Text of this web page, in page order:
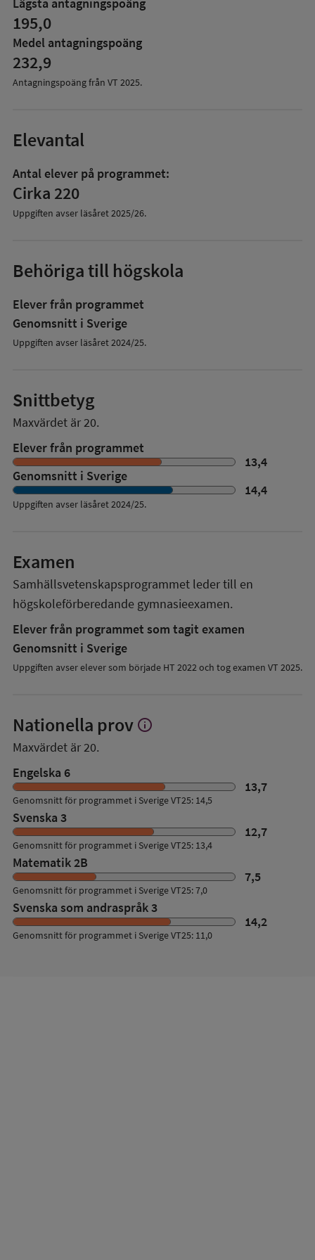
195,0
Medel antagningspoäng
232,9
Antagningspoäng från VT 2025.
Elevantal
Antal elever på programmet:
Cirka 220
Uppgiften avser läsåret2025/26.
Behöriga till högskola
Elever från programmet
Genomsnitt i Sverige
Uppgiften avser läsåret 2024/25.
Snittbetyg
Maxvärdet är 20.
Elever från programmet
13,4
Genomsnitt i Sverige
14,4
Uppgiften avser läsåret2024/25.
Examen
Samhällsvetenskapsprogrammet leder till en
högskoleförberedande gymnasieexamen.
Elever från programmet som tagit examen
Genomsnitt i Sverige
Uppgiften avser elever som började HT 2022 och tog examen VT 2025.
Nationella prov Visa
prov
info
Maxvärdet är 20.
Engelska 6
13,7
Genomsnitt för programmet i Sverige VT25: 14,5
Svenska 3
12,7
Genomsnitt för programmet i Sverige VT25: 13,4
Matematik 2B
7,5
Genomsnitt för programmet i Sverige VT25: 7,0
Svenska som andraspråk 3
14,2
Genomsnitt för programmet i Sverige VT25: 11,0